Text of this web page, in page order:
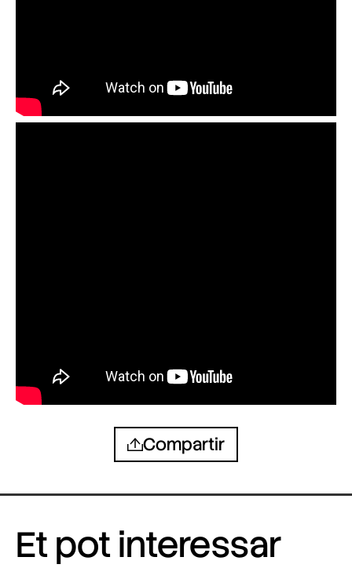
Compartir
Et pot interessar